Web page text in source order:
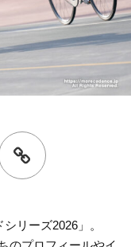
リーズ2026」。